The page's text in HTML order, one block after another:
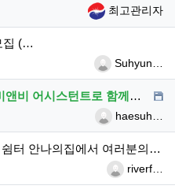
등록자최고관리자
집 (…
등록자Suhyun…
어시스턴트로 함께하세…
등록자haesuh…
터 안나의집에서 여러분의…
등록자riverf…